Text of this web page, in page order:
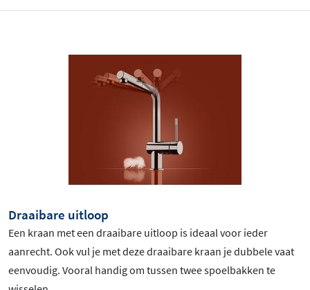
Draaibare uitloop
Een kraan met een draaibare uitloop is ideaal voor ieder
aanrecht. Ook vul je met deze draaibare kraan je dubbele vaat
eenvoudig. Vooral handig om tussen twee spoelbakken te